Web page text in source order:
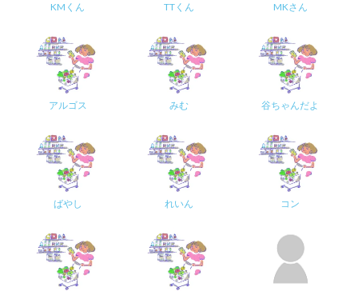
KMくん TTくん MKさん
アルゴス みむ 谷ちゃんだよ
ばやし れいん コン